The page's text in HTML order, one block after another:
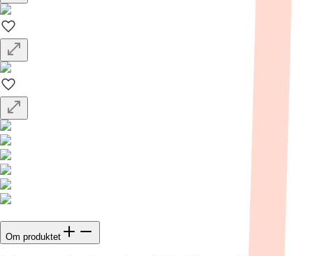
Om produktet